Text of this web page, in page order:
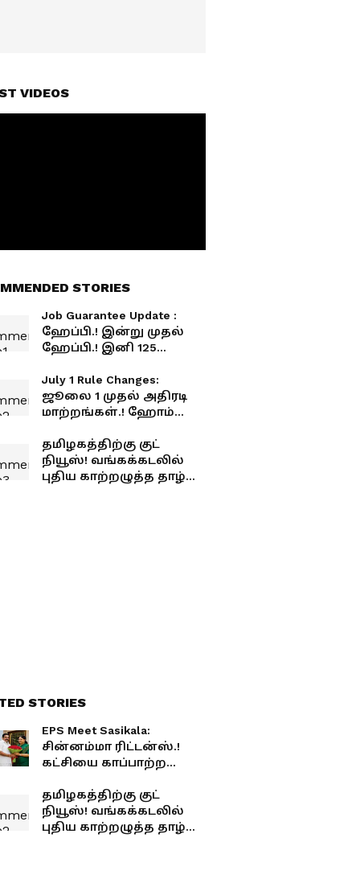
VIDEOS
STORIES
Job Guarantee Update :
ஹேப்பி.! இன்று முதல்
ஹேப்பி.! இனி 125
இன்று முதல் புதிய
திட்டம் அமல்..!
July 1 Rule Changes:
ஜூலை 1 முதல் அதிரடி
மாற்றங்கள்.! ஹோம்
கார்டு வரை.! உங்கள்
பாக்கெட்டை பாதிக்கும்
முக்கிய மாற்றங்கள்.!
தமிழகத்திற்கு குட்
நியூஸ்! வங்கக்கடலில்
புதிய காற்றழுத்த தாழ்வு
STORIES
EPS Meet Sasikala:
சின்னம்மா ரிட்டன்ஸ்.!
கட்சியை காப்பாற்ற
எடப்பாடி.?! மீண்டும்
துளிர்க்கும் "இரட்டை
இலை" என பறக்கும்
தமிழகத்திற்கு குட்
நியூஸ்! வங்கக்கடலில்
புதிய காற்றழுத்த தாழ்வு